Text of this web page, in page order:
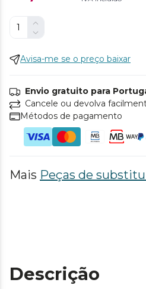
Avisa-me se o preço baixar
Envio gratuito para
Cancele ou devolva
Métodos de pagamento
Mais Peças de
Descrição